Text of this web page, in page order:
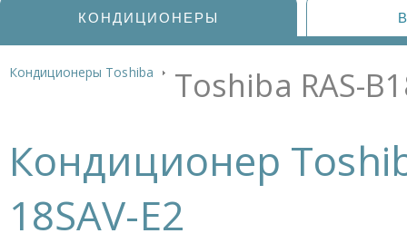
КОНДИЦИОНЕРЫ
Кондиционеры Toshiba Toshiba RAS-
Кондиционер
18SAV-E2